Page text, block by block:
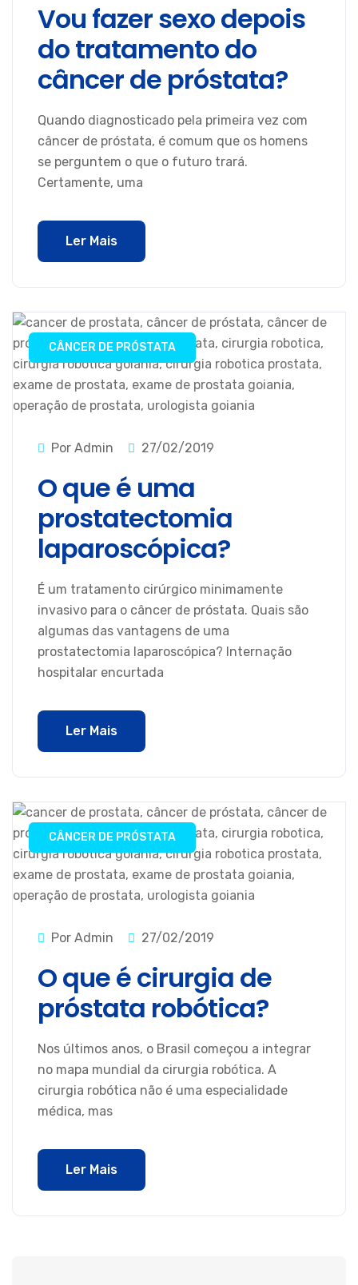
Vou fazer sexo depois
do tratamento do
câncer de próstata?
Quando diagnosticado pela primeira vez com
câncer de próstata, é comum que os homens
se perguntem o que o futuro trará.
Certamente, uma
Ler Mais
CÂNCER DE PRÓSTATA
Por Admin 27/02/2019
O que é uma
prostatectomia
laparoscópica?
É um tratamento cirúrgico minimamente
invasivo para o câncer de próstata. Quais são
algumas das vantagens de uma
prostatectomia laparoscópica? Internação
hospitalar encurtada
Ler Mais
CÂNCER DE PRÓSTATA
Por Admin 27/02/2019
O que é cirurgia de
próstata robótica?
Nos últimos anos, o Brasil começou a integrar
no mapa mundial da cirurgia robótica. A
cirurgia robótica não é uma especialidade
médica, mas
Ler Mais